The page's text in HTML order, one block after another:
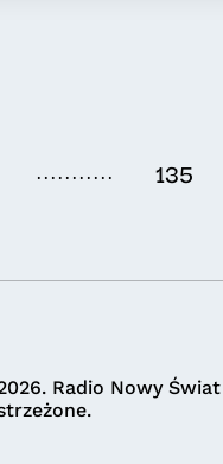
........... 135
Radio Nowy Świat